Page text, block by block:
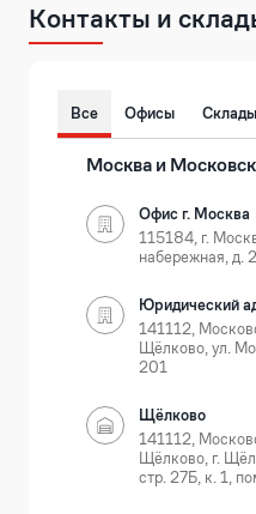
Контакты и
Все Офисы Склады
Москва и
Офис г. Москва
115184, г.
набережная, д.
Юридический
141112,
Щёлково, ул.
201
Щёлково
141112,
Щёлково, г.
стр. 27Б, к. 1,